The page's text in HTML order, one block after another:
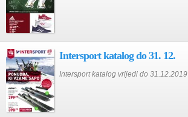
Intersport katalog do 31. 12.
Intersport katalog vrijedi do 31.12.2019